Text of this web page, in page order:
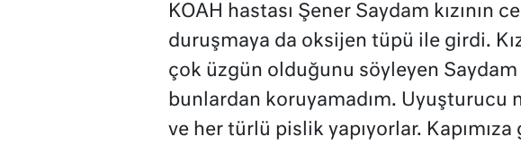
KOAH hastası Şener Saydam kızının
duruşmaya da oksijen tüpü ile girdi.
çok üzgün olduğunu söyleyen Saydam
bunlardan koruyamadım. Uyuşturucu
ve her türlü pislik yapıyorlar.